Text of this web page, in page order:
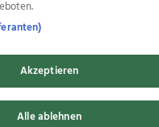
Tips Zeitungs GmbH & Co KG
developed by
Akzeptieren
Alle ablehnen